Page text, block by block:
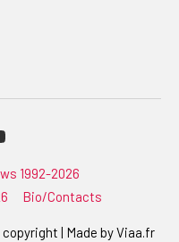
| Made byViaa.fr
1992-2026
Bio/Contacts